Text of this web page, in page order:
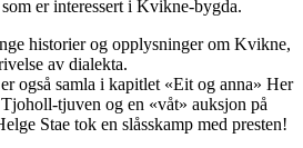
er interessert i Kvikne-bygda.
historier og opplysninger om Kvikne,
av dialekta.
også samla i kapitlet «Eit og anna» Her
tjuven og en «våt» auksjon på
Stae tok en slåsskamp med presten!